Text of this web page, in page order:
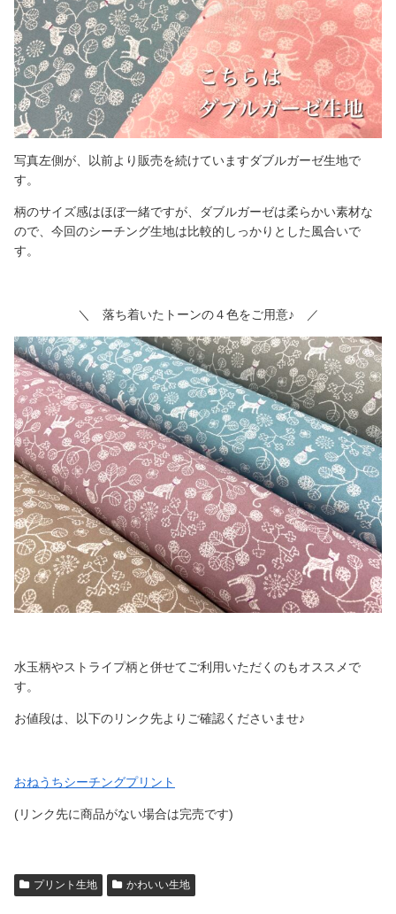
写真左側が、以前より販売を続けていますダブルガーゼ生地で
す。
柄のサイズ感はほぼ一緒ですが、ダブルガーゼは柔らかい素材な
ので、今回のシーチング生地は比較的しっかりとした風合いで
す。
＼ 落ち着いたトーンの４色をご用意♪ ／
水玉柄やストライプ柄と併せてご利用いただくのもオススメで
す。
お値段は、以下のリンク先よりご確認くださいませ♪
おねうちシーチングプリント
(リンク先に商品がない場合は完売です)
プリント生地 かわいい生地